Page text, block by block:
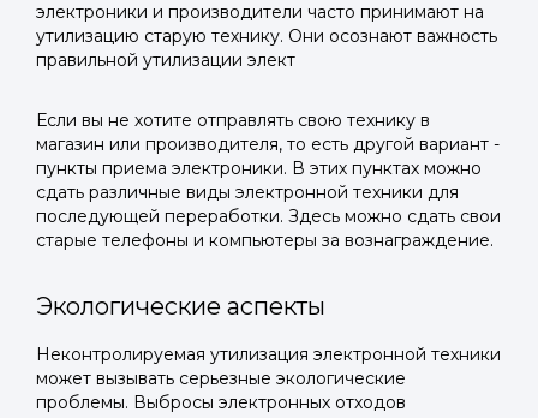
электроники и производители часто принимают на
утилизацию старую технику. Они осознают важность
правильной утилизации элект
Если вы не хотите отправлять свою технику в
магазин или производителя, то есть другой вариант -
пункты приема электроники. В этих пунктах можно
сдать различные виды электронной техники для
последующей переработки. Здесь можно сдать свои
старые телефоны и компьютеры за вознаграждение.
Экологические аспекты
Неконтролируемая утилизация электронной техники
может вызывать серьезные экологические
проблемы. Выбросы электронных отходов